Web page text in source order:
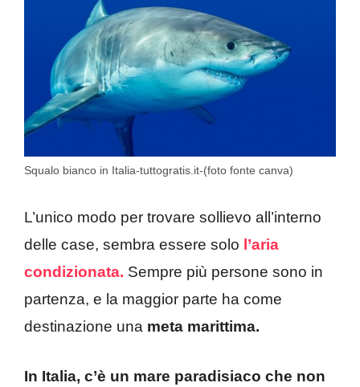
Squalo bianco in Italia-tuttogratis.it-(foto fonte canva)
L’unico modo per trovare sollievo all’interno
delle case, sembra essere solo l’aria
condizionata. Sempre più persone sono in
partenza, e la maggior parte ha come
destinazione una meta marittima.
In Italia, c’è un mare paradisiaco che non